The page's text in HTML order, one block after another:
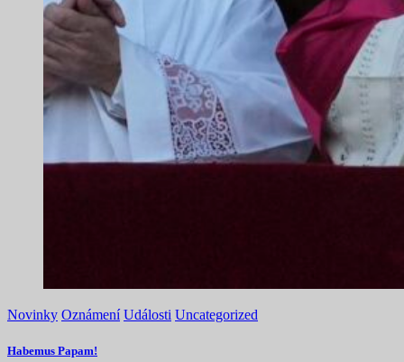
Novinky Oznámení Události Uncategorized
Habemus Papam!